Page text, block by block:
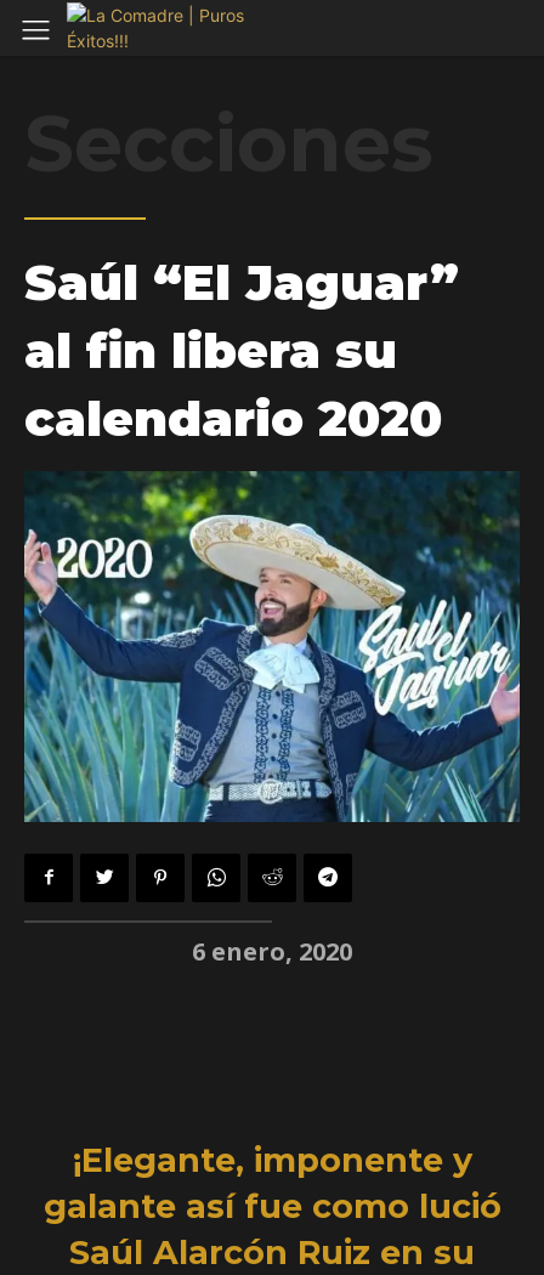
Saúl “El Jaguar”
al fin libera su
calendario 2020
6 enero, 2020
¡Elegante, imponente y
galante así fue como lució
Saúl Alarcón Ruiz en su